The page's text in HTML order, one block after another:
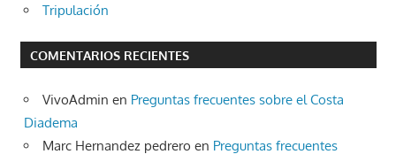
Tripulación
COMENTARIOS RECIENTES
VivoAdmin en Preguntas frecuentes sobre el Costa
Diadema
Marc Hernandez pedrero en Preguntas frecuentes